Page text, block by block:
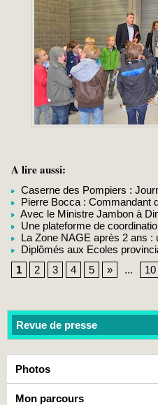
A lire aussi:
Caserne des Pompiers :
Pierre Bocca : Commandant
Avec le Ministre Jambon à
Une plateforme de
La Zone NAGE après 2 ans :
Diplômés aux Ecoles
1
2 3 4 5 » ... 10
Revue de presse
Photos
Mon parcours